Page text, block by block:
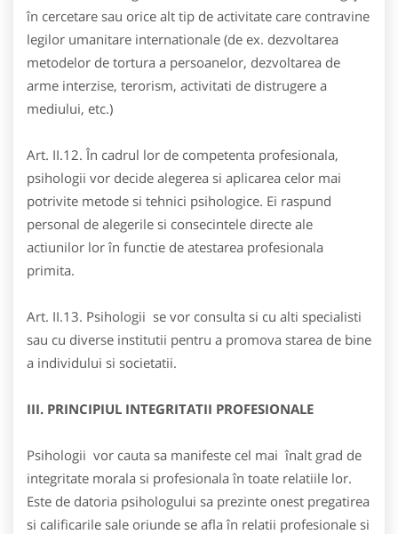
în cercetare sau orice alt tip de activitate care contravine
legilor umanitare internationale (de ex. dezvoltarea
metodelor de tortura a persoanelor, dezvoltarea de
arme interzise, terorism, activitati de distrugere a
mediului, etc.)
Art. II.12. În cadrul lor de competenta profesionala,
psihologii vor decide alegerea si aplicarea celor mai
potrivite metode si tehnici psihologice. Ei raspund
personal de alegerile si consecintele directe ale
actiunilor lor în functie de atestarea profesionala
primita.
Art. II.13. Psihologii se vor consulta si cu alti specialisti
sau cu diverse institutii pentru a promova starea de bine
a individului si societatii.
III. PRINCIPIUL INTEGRITATII PROFESIONALE
Psihologii vor cauta sa manifeste cel mai înalt grad de
integritate morala si profesionala în toate relatiile lor.
Este de datoria psihologului sa prezinte onest pregatirea
si calificarile sale oriunde se afla în relatii profesionale si